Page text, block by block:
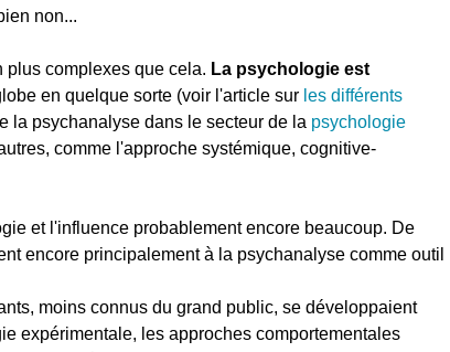
non...
plus complexes que cela. La psychologie est
en quelque sorte (voir l'article sur les différents
la psychanalyse dans le secteur de la psychologie
comme l'approche systémique, cognitive-
et l'influence probablement encore beaucoup. De
encore principalement à la psychanalyse comme outil
moins connus du grand public, se développaient
expérimentale, les approches comportementales